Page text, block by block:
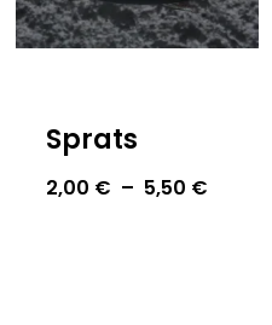
Sprats
2,00 € – 5,50 €